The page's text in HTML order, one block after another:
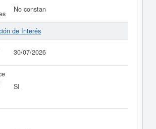
No constan
de Interés
30/07/2026
SI